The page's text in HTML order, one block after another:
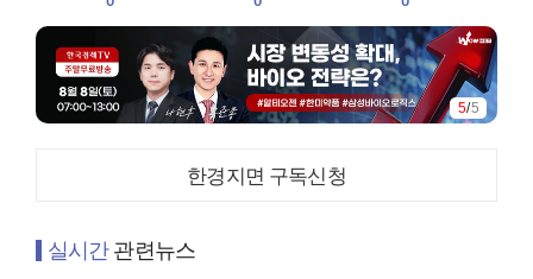
5/5
한경지면 구독신청
실시간관련뉴스